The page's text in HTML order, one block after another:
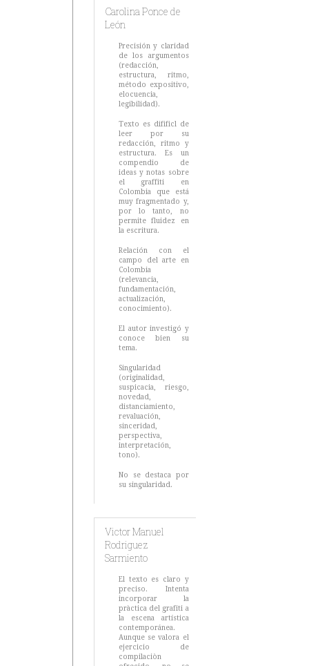
Carolina Ponce de
León
Precisión y claridad
de los argumentos
(redacción,
estructura, ritmo,
método expositivo,
elocuencia,
legibilidad).
Texto es difificl de
leer por su
redacción, ritmo y
estructura. Es un
compendio de
ideas y notas sobre
el graffiti en
Colombia que está
muy fragmentado y,
por lo tanto, no
permite fluidez en
la escritura.
Relación con el
campo del arte en
Colombia
(relevancia,
fundamentación,
actualización,
conocimiento).
El autor investigó y
conoce bien su
tema.
Singularidad
(originalidad,
suspicacia, riesgo,
novedad,
distanciamiento,
revaluación,
sinceridad,
perspectiva,
interpretación,
tono).
No se destaca por
su singularidad.
Victor Manuel
Rodriguez
Sarmiento
El texto es claro y
preciso. Intenta
incorporar la
pràctica del grafiti a
la escena artística
contemporánea.
Aunque se valora el
ejercicio de
compilaciòn